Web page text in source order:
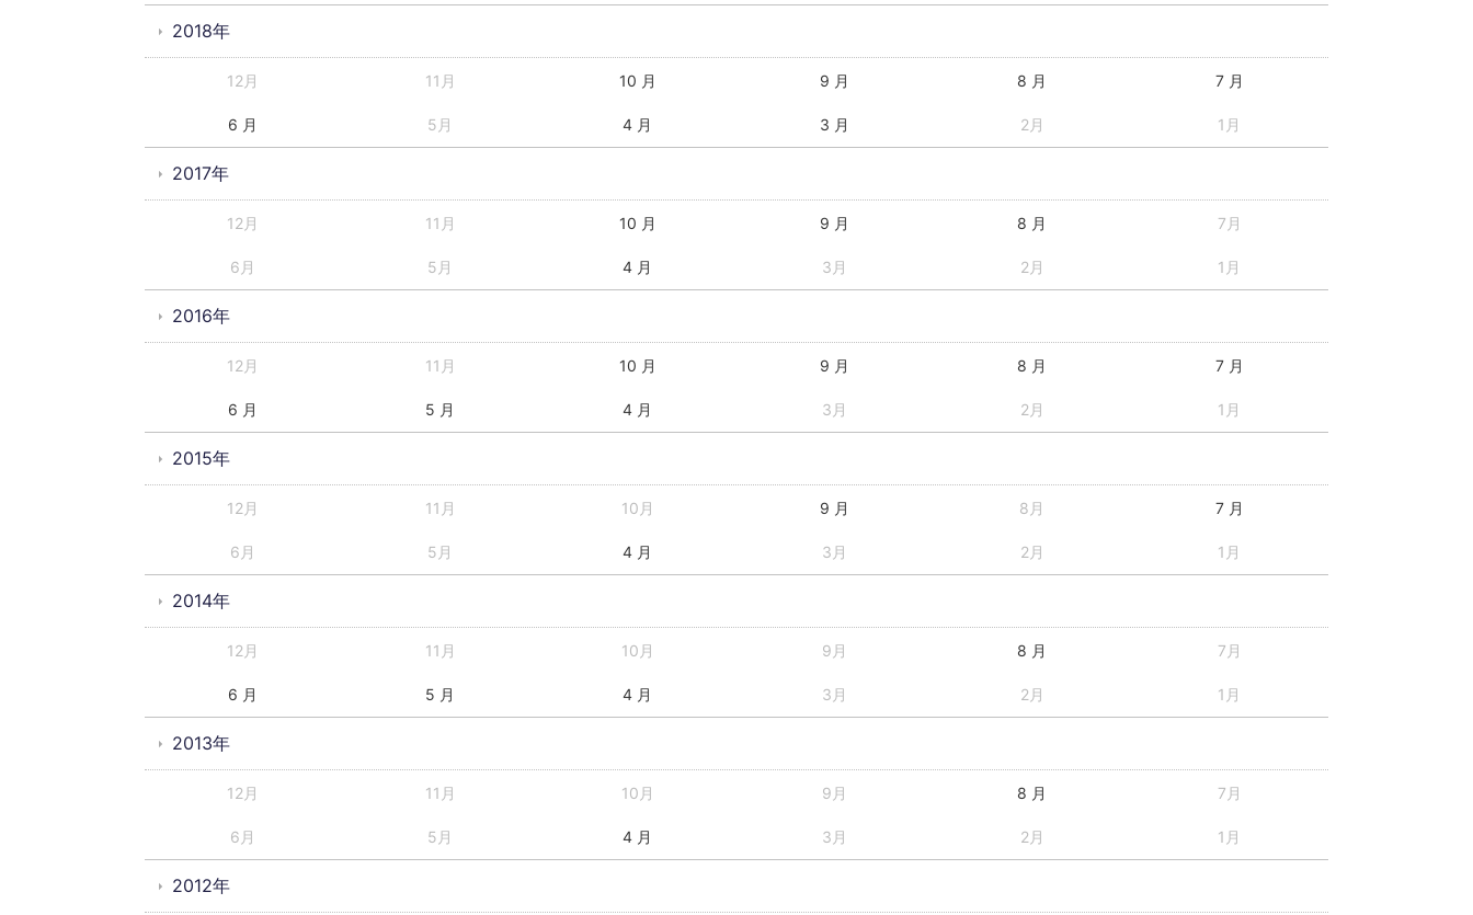
2018年
12月 11月 10 月 9 月 8 月 7 月
6 月 5月 4 月 3 月 2月 1月
2017年
12月 11月 10 月 9 月 8 月 7月
6月 5月 4 月 3月 2月 1月
2016年
12月 11月 10 月 9 月 8 月 7 月
6 月 5 月 4 月 3月 2月 1月
2015年
12月 11月 10月 9 月 8月 7 月
6月 5月 4 月 3月 2月 1月
2014年
12月 11月 10月 9月 8 月 7月
6 月 5 月 4 月 3月 2月 1月
2013年
12月 11月 10月 9月 8 月 7月
6月 5月 4 月 3月 2月 1月
2012年